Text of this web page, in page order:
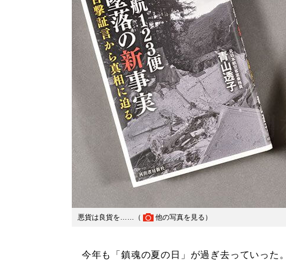
悪貨は良貨を……（ 他の写真を見る ）
今年も「鎮魂の夏の日」が過ぎ去っていった。